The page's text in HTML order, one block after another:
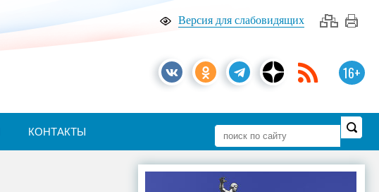
Версия для слабовидящих
16+
КОНТАКТЫ